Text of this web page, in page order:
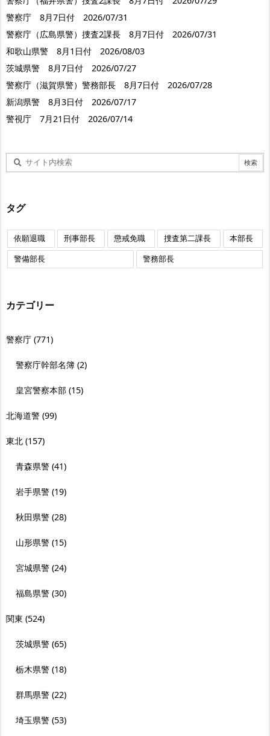
警察庁 8月7日付 2026/07/31
警察庁（広島県警）捜査2課長 8月7日付 2026/07/31
和歌山県警 8月1日付 2026/08/03
茨城県警 8月7日付 2026/07/27
警察庁（滋賀県警）警務部長 8月7日付 2026/07/28
新潟県警 8月3日付 2026/07/17
警視庁 7月21日付 2026/07/14
タグ
依願退職 刑事部長 懲戒免職 捜査第二課長
本部長
警備部長
警務部長
カテゴリー
警察庁 (771)
警察庁幹部名簿 (2)
皇宮警察本部 (15)
北海道警 (99)
東北 (157)
青森県警 (41)
岩手県警 (19)
秋田県警 (28)
山形県警 (15)
宮城県警 (24)
福島県警 (30)
関東 (524)
茨城県警 (65)
栃木県警 (18)
群馬県警 (22)
埼玉県警 (53)